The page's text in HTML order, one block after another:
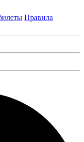
Правила